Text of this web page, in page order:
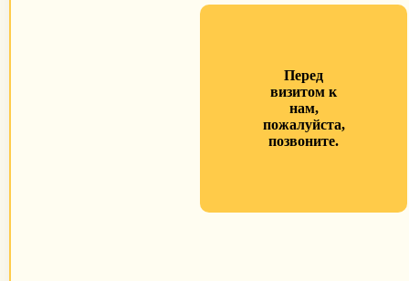
Перед
визитом к
нам,
пожалуйста,
позвоните.